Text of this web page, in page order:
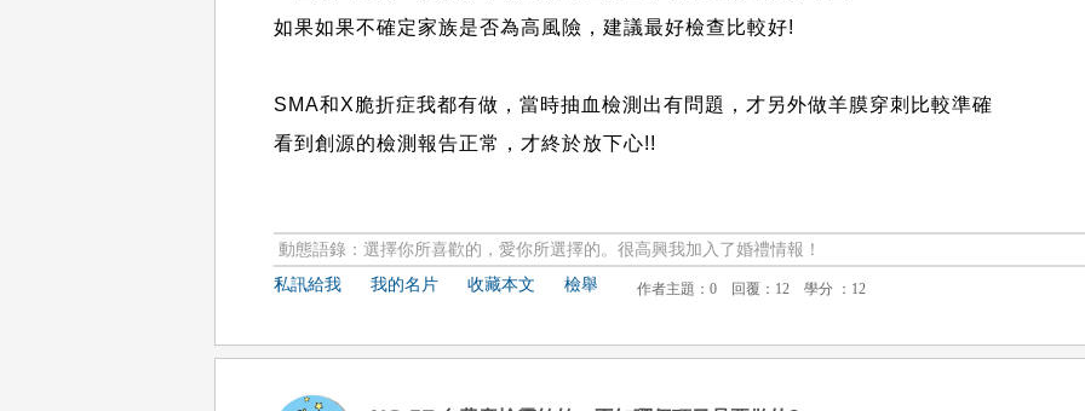
如果如果不確定家族是否為高風險，建議最好檢查比較好!
SMA和X脆折症我都有做，當時抽血檢測出有問題，才另外做羊膜穿刺比較準確
看到創源的檢測報告正常，才終於放下心!!
動態語錄：選擇你所喜歡的，愛你所選擇的。很高興我加入了婚禮情報！
私訊給我
我的名片 收藏本文 檢舉